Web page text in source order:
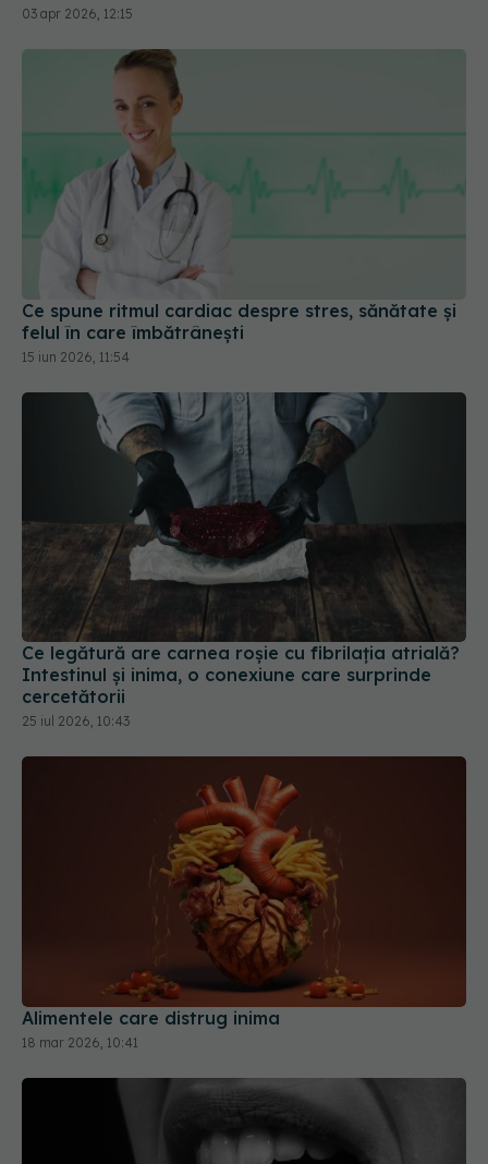
03 apr 2026, 12:15
Ce spune ritmul cardiac despre stres, sănătate și
felul în care îmbătrânești
15 iun 2026, 11:54
Ce legătură are carnea roșie cu fibrilația atrială?
Intestinul și inima, o conexiune care surprinde
cercetătorii
25 iul 2026, 10:43
Alimentele care distrug inima
18 mar 2026, 10:41